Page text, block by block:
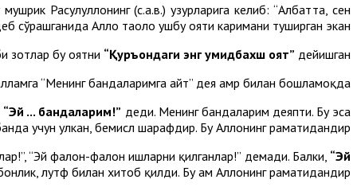
Расулуллоҳнинг (с.а.в.) ҳузурларига келиб: “Албатта, сен
сўрашганида Аллоҳ таоло ушбу ояти каримани туширган экан.
зотлар бу оятни “Қуръондаги энг умидбахш оят” дейишган.
“Менинг бандаларимга айт” дея амр билан бошламоқда.
“Эй ... бандаларим!” деди. Менинг бандаларим деяпти. Бу эса
учун улкан, бемисл шарафдир. Бу Аллоҳнинг раҳматидандир.
“Эй фалон-фалон ишларни қилганлар!” демади. Балки, “Эй
лутф билан хитоб қилди. Бу ҳам Аллоҳнинг раҳматидандир.